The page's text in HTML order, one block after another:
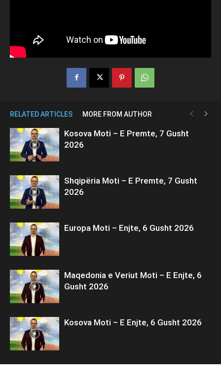
RELATED ARTICLES MORE FROM AUTHOR
Kosova Moti – E Premte, 7 Gusht
2026
Shqipëria Moti – E Premte, 7 Gusht
2026
Europa Moti – Enjte, 6 Gusht 2026
Maqedonia e Veriut Moti – E Enjte, 6
Gusht 2026
Kosova Moti – E Enjte, 6 Gusht 2026